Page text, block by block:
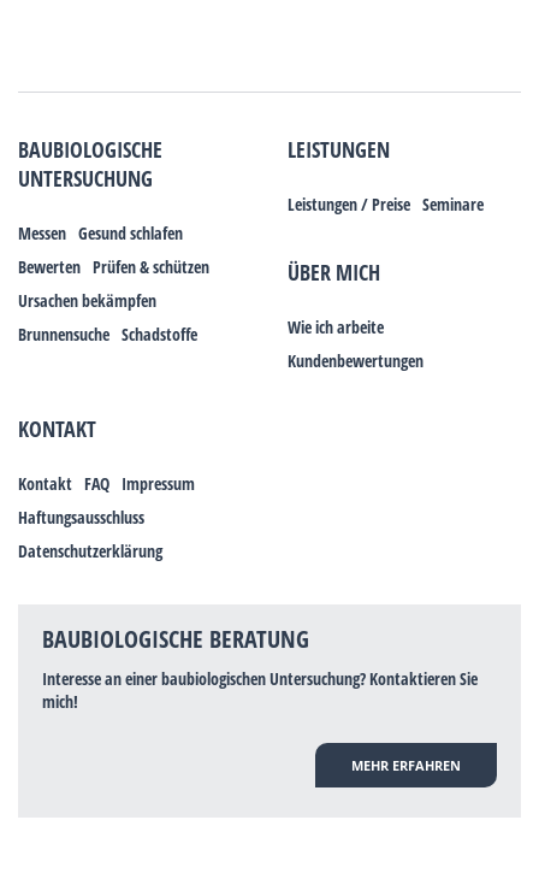
BAUBIOLOGISCHE
UNTERSUCHUNG
Messen Gesund schlafen
Bewerten Prüfen & schützen
Ursachen bekämpfen
Brunnensuche Schadstoffe
LEISTUNGEN
Leistungen / Preise Seminare
ÜBER MICH
Wie ich arbeite
Kundenbewertungen
KONTAKT
Kontakt FAQ Impressum
Haftungsausschluss
Datenschutzerklärung
BAUBIOLOGISCHE BERATUNG
Interesse an einer baubiologischen Untersuchung? Kontaktieren Sie
mich!
MEHR ERFAHREN